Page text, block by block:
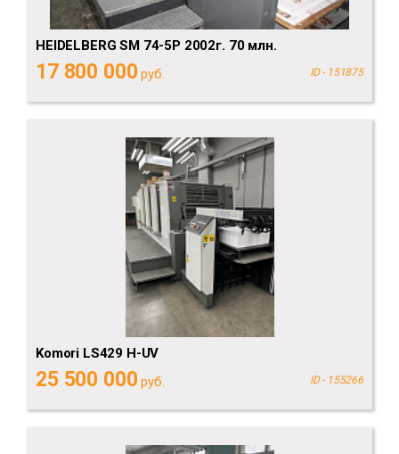
HEIDELBERG SM 74-5P 2002г. 70 млн.
17 800 000 руб. ID - 151875
Komori LS429 H-UV
25 500 000 руб. ID - 155266